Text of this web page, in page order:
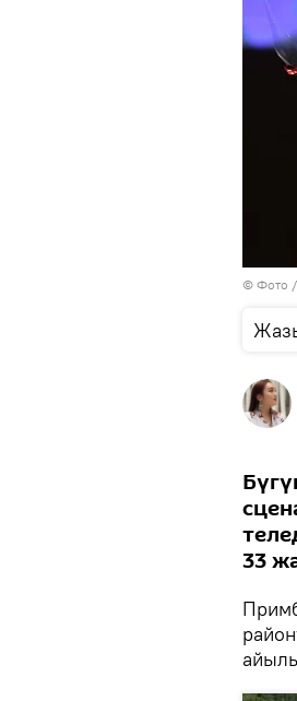
© Фото /
33